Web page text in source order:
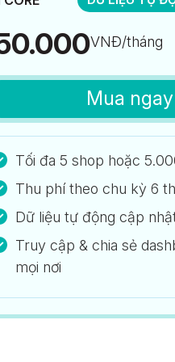
VNĐ/tháng
Mua ngay
Tối đa 5 shop hoặc
Thu phí theo chu kỳ 6
Dữ liệu tự động cập
Truy cập & chia sẻ
mọi nơi